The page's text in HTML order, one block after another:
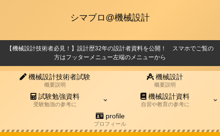
シマブロ@機械設計
【機械設計技術者必見！】設計歴32年の設計者資料を公開！ スマホでご覧の
方はフッターメニュー左端のメニューから
機械設計技術者試験
概要説明
機械設計
概要説明
試験勉強資料
受験勉強の参考に
機械設計資料
自習や教育の参考に
profile
プロフィール